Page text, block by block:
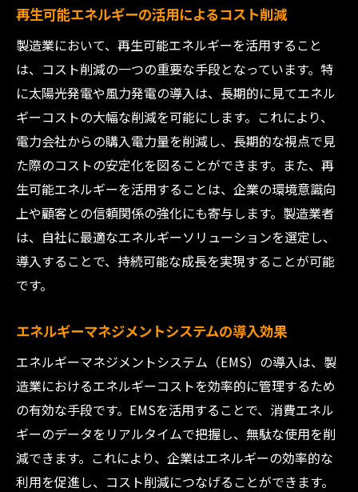
再生可能エネルギーの活用によるコスト削減
製造業において、再生可能エネルギーを活用すること
は、コスト削減の一つの重要な手段となっています。特
に太陽光発電や風力発電の導入は、長期的に見てエネル
ギーコストの大幅な削減を可能にします。これにより、
電力会社からの購入電力量を削減し、長期的な視点で見
た際のコストの安定化を図ることができます。また、再
生可能エネルギーを活用することは、企業の環境意識向
上や顧客との信頼関係の強化にも寄与します。製造業者
は、自社に最適なエネルギーソリューションを選定し、
導入することで、持続可能な成長を実現することが可能
です。
エネルギーマネジメントシステムの導入効果
エネルギーマネジメントシステム（EMS）の導入は、製
造業におけるエネルギーコストを効率的に管理するため
の有効な手段です。EMSを活用することで、消費エネル
ギーのデータをリアルタイムで把握し、無駄な使用を削
減できます。これにより、企業はエネルギーの効率的な
利用を促進し、コスト削減につなげることができます。